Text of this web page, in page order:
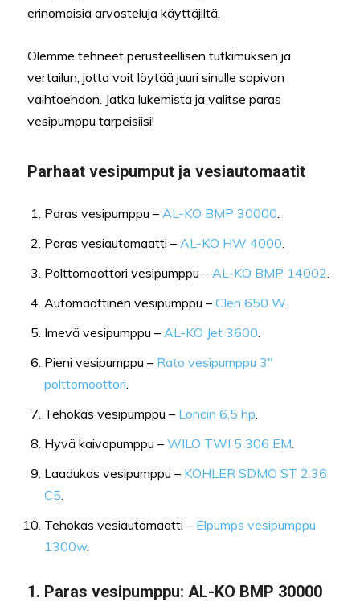
erinomaisia arvosteluja käyttäjiltä.
Olemme tehneet perusteellisen tutkimuksen ja
vertailun, jotta voit löytää juuri sinulle sopivan
vaihtoehdon. Jatka lukemista ja valitse paras
vesipumppu tarpeisiisi!
Parhaat vesipumput ja vesiautomaatit
Paras vesipumppu – AL-KO BMP 30000
Paras vesiautomaatti – AL-KO HW 4000
Polttomoottori vesipumppu – AL-KO BMP 14002
Automaattinen vesipumppu – Clen 650 W
Imevä vesipumppu – AL-KO Jet 3600
Pieni vesipumppu – Rato vesipumppu 3″
polttomoottori
Tehokas vesipumppu – Loncin 6,5 hp
Hyvä kaivopumppu – WILO TWI 5 306 EM
Laadukas vesipumppu – KOHLER SDMO ST 2.36
C5
Tehokas vesiautomaatti – Elpumps vesipumppu
1300w.
1. Paras vesipumppu: AL-KO BMP 30000